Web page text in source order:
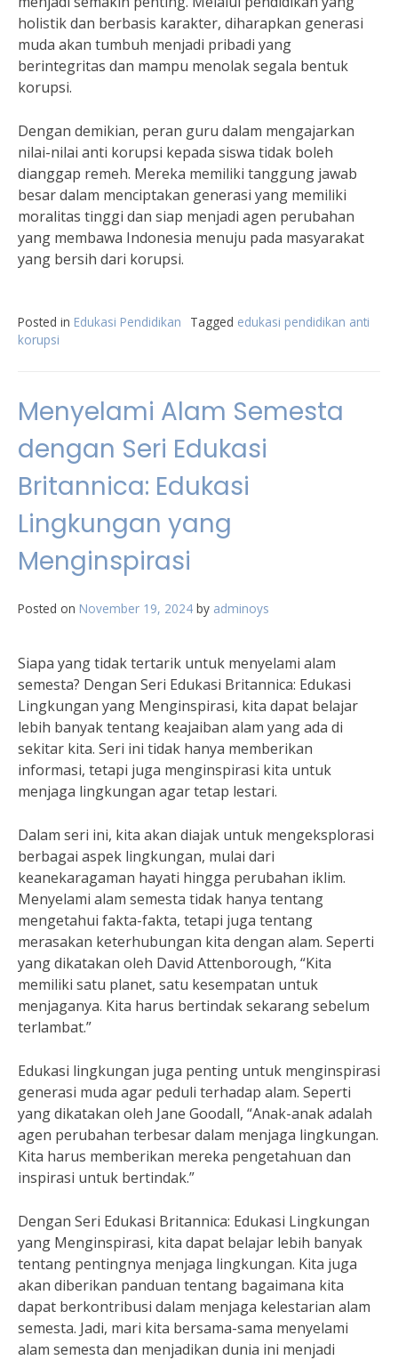
holistik dan berbasis karakter, diharapkan generasi
muda akan tumbuh menjadi pribadi yang
berintegritas dan mampu menolak segala bentuk
korupsi.
Dengan demikian, peran guru dalam mengajarkan
nilai-nilai anti korupsi kepada siswa tidak boleh
dianggap remeh. Mereka memiliki tanggung jawab
besar dalam menciptakan generasi yang memiliki
moralitas tinggi dan siap menjadi agen perubahan
yang membawa Indonesia menuju pada masyarakat
yang bersih dari korupsi.
Posted in Edukasi Pendidikan Tagged edukasi pendidikan anti
korupsi
Menyelami Alam Semesta
dengan Seri Edukasi
Britannica: Edukasi
Lingkungan yang
Menginspirasi
Posted on November 19, 2024 by adminoys
Siapa yang tidak tertarik untuk menyelami alam
semesta? Dengan Seri Edukasi Britannica: Edukasi
Lingkungan yang Menginspirasi, kita dapat belajar
lebih banyak tentang keajaiban alam yang ada di
sekitar kita. Seri ini tidak hanya memberikan
informasi, tetapi juga menginspirasi kita untuk
menjaga lingkungan agar tetap lestari.
Dalam seri ini, kita akan diajak untuk mengeksplorasi
berbagai aspek lingkungan, mulai dari
keanekaragaman hayati hingga perubahan iklim.
Menyelami alam semesta tidak hanya tentang
mengetahui fakta-fakta, tetapi juga tentang
merasakan keterhubungan kita dengan alam. Seperti
yang dikatakan oleh David Attenborough, “Kita
memiliki satu planet, satu kesempatan untuk
menjaganya. Kita harus bertindak sekarang sebelum
terlambat.”
Edukasi lingkungan juga penting untuk menginspirasi
generasi muda agar peduli terhadap alam. Seperti
yang dikatakan oleh Jane Goodall, “Anak-anak adalah
agen perubahan terbesar dalam menjaga lingkungan.
Kita harus memberikan mereka pengetahuan dan
inspirasi untuk bertindak.”
Dengan Seri Edukasi Britannica: Edukasi Lingkungan
yang Menginspirasi, kita dapat belajar lebih banyak
tentang pentingnya menjaga lingkungan. Kita juga
akan diberikan panduan tentang bagaimana kita
dapat berkontribusi dalam menjaga kelestarian alam
semesta. Jadi, mari kita bersama-sama menyelami
alam semesta dan menjadikan dunia ini menjadi